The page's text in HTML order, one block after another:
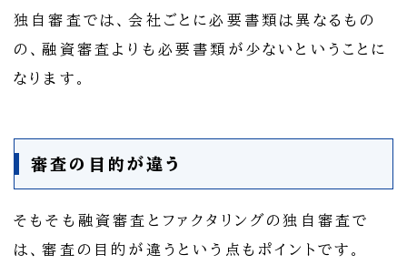
独自審査では、会社ごとに必要書類は異なるもの
の、融資審査よりも必要書類が少ないということに
なります。
審査の目的が違う
そもそも融資審査とファクタリングの独自審査で
は、審査の目的が違うという点もポイントです。